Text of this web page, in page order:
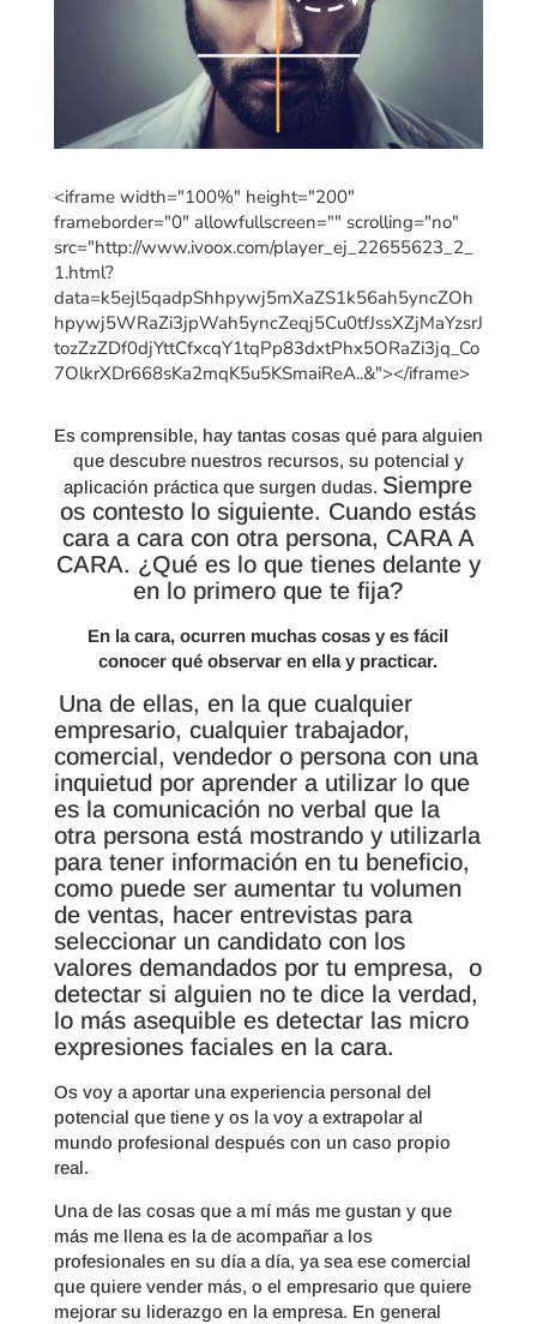
<iframe width="100%" height="200"
frameborder="0" allowfullscreen="" scrolling="no"
src="http://www.ivoox.com/player_ej_22655623_2_
1.html?
data=k5ejl5qadpShhpywj5mXaZS1k56ah5yncZOh
hpywj5WRaZi3jpWah5yncZeqj5Cu0tfJssXZjMaYzsrJ
tozZzZDf0djYttCfxcqY1tqPp83dxtPhx5ORaZi3jq_Co
7OlkrXDr668sKa2mqK5u5KSmaiReA..&"></iframe>
Es comprensible, hay tantas cosas qué para alguien
que descubre nuestros recursos, su potencial y
aplicación práctica que surgen dudas. Siempre
os contesto lo siguiente. Cuando estás
cara a cara con otra persona, CARA A
CARA. ¿Qué es lo que tienes delante y
en lo primero que te fija?
En la cara, ocurren muchas cosas y es fácil
conocer qué observar en ella y practicar.
Una de ellas, en la que cualquier
empresario, cualquier trabajador,
comercial, vendedor o persona con una
inquietud por aprender a utilizar lo que
es la comunicación no verbal que la
otra persona está mostrando y utilizarla
para tener información en tu beneficio,
como puede ser aumentar tu volumen
de ventas, hacer entrevistas para
seleccionar un candidato con los
valores demandados por tu empresa, o
detectar si alguien no te dice la verdad,
lo más asequible es detectar las micro
expresiones faciales en la cara.
Os voy a aportar una experiencia personal del
potencial que tiene y os la voy a extrapolar al
mundo profesional después con un caso propio
real.
Una de las cosas que a mí más me gustan y que
más me llena es la de acompañar a los
profesionales en su día a día, ya sea ese comercial
que quiere vender más, o el empresario que quiere
mejorar su liderazgo en la empresa. En general